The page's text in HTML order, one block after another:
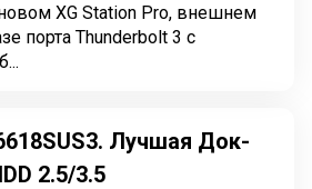
XG Station Pro, внешнем
порта Thunderbolt 3 с
Лучшая Док-
2.5/3.5